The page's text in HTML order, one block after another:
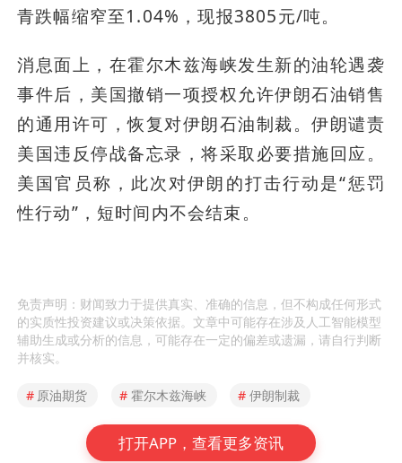
青跌幅缩窄至1.04%，现报3805元/吨。
消息面上，在霍尔木兹海峡发生新的油轮遇袭
事件后，美国撤销一项授权允许伊朗石油销售
的通用许可，恢复对伊朗石油制裁。伊朗谴责
美国违反停战备忘录，将采取必要措施回应。
美国官员称，此次对伊朗的打击行动是“惩罚
性行动”，短时间内不会结束。
免责声明：财闻致力于提供真实、准确的信息，但不构成任何形式
的实质性投资建议或决策依据。文章中可能存在涉及人工智能模型
辅助生成或分析的信息，可能存在一定的偏差或遗漏，请自行判断
并核实。
# 原油期货 # 霍尔木兹海峡 # 伊朗制裁
打开APP，查看更多资讯